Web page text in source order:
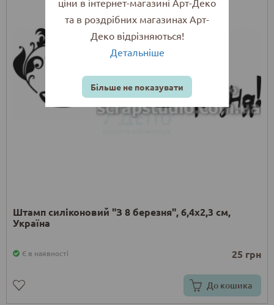
Штамп силіконовий "З 8 березня", 6,4х2,3 см,
Україна
Є в наявності 25 грн
До кошика
ціни в інтернет-магазині Арт-Деко
та в роздрібних магазинах Арт-
Деко відрізняються!
Детальніше
Більше не показувати